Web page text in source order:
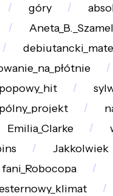
góry
Aneta_B._Szamel
popowy_hit
Emilia_Clarke
Jakkolwiek
fani_Robocopa